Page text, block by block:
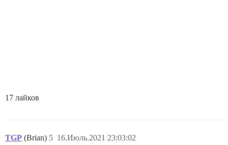
17 лайков
TGP (Brian) 16.Июль.2021 23:03:02
5